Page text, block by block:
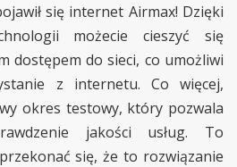
się internet Airmax! Dzięki
możecie cieszyć się
dostępem do sieci, co umożliwi
z internetu. Co więcej,
okres testowy, który pozwala
jakości usług. To
się, że to rozwiązanie